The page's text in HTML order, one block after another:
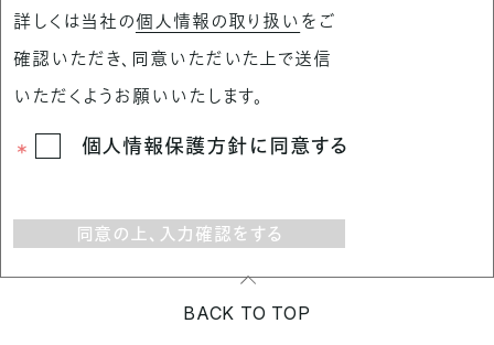
詳しくは当社の個人情報の取り扱い をご
確認いただき、同意いただいた上で送信
いただくようお願いいたします。
個人情報保護方針に同意する
同意の上、入力確認をする
BACK TO TOP